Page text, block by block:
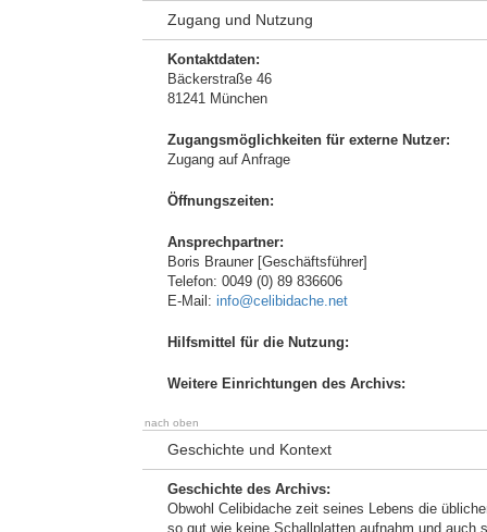
Zugang und Nutzung
Kontaktdaten:
Bäckerstraße 46
81241 München
Zugangsmöglichkeiten für externe Nutzer:
Zugang auf Anfrage
Öffnungszeiten:
Ansprechpartner:
Boris Brauner [Geschäftsführer]
Telefon: 0049 (0) 89 836606
E-Mail: info@celibidache.net
Hilfsmittel für die Nutzung:
Weitere Einrichtungen des Archivs:
nach oben
Geschichte und Kontext
Geschichte des Archivs:
Obwohl Celibidache zeit seines Lebens die
so gut wie keine Schallplatten aufnahm und auch